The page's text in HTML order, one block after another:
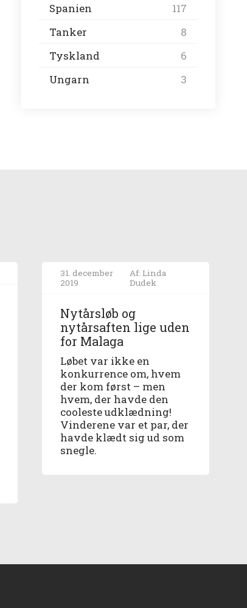
Spanien
117
Tanker
8
Tyskland
6
Ungarn
3
31. december
2019
Af: Linda
Dudek
Nytårsløb og
nytårsaften lige uden
for Malaga
Løbet var ikke en
konkurrence om, hvem
der kom først – men
hvem, der havde den
cooleste udklædning!
Vinderene var et par, der
havde klædt sig ud som
snegle.